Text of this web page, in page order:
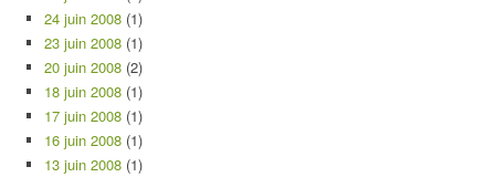
24 juin 2008 (1)
23 juin 2008 (1)
20 juin 2008 (2)
18 juin 2008 (1)
17 juin 2008 (1)
16 juin 2008 (1)
13 juin 2008 (1)